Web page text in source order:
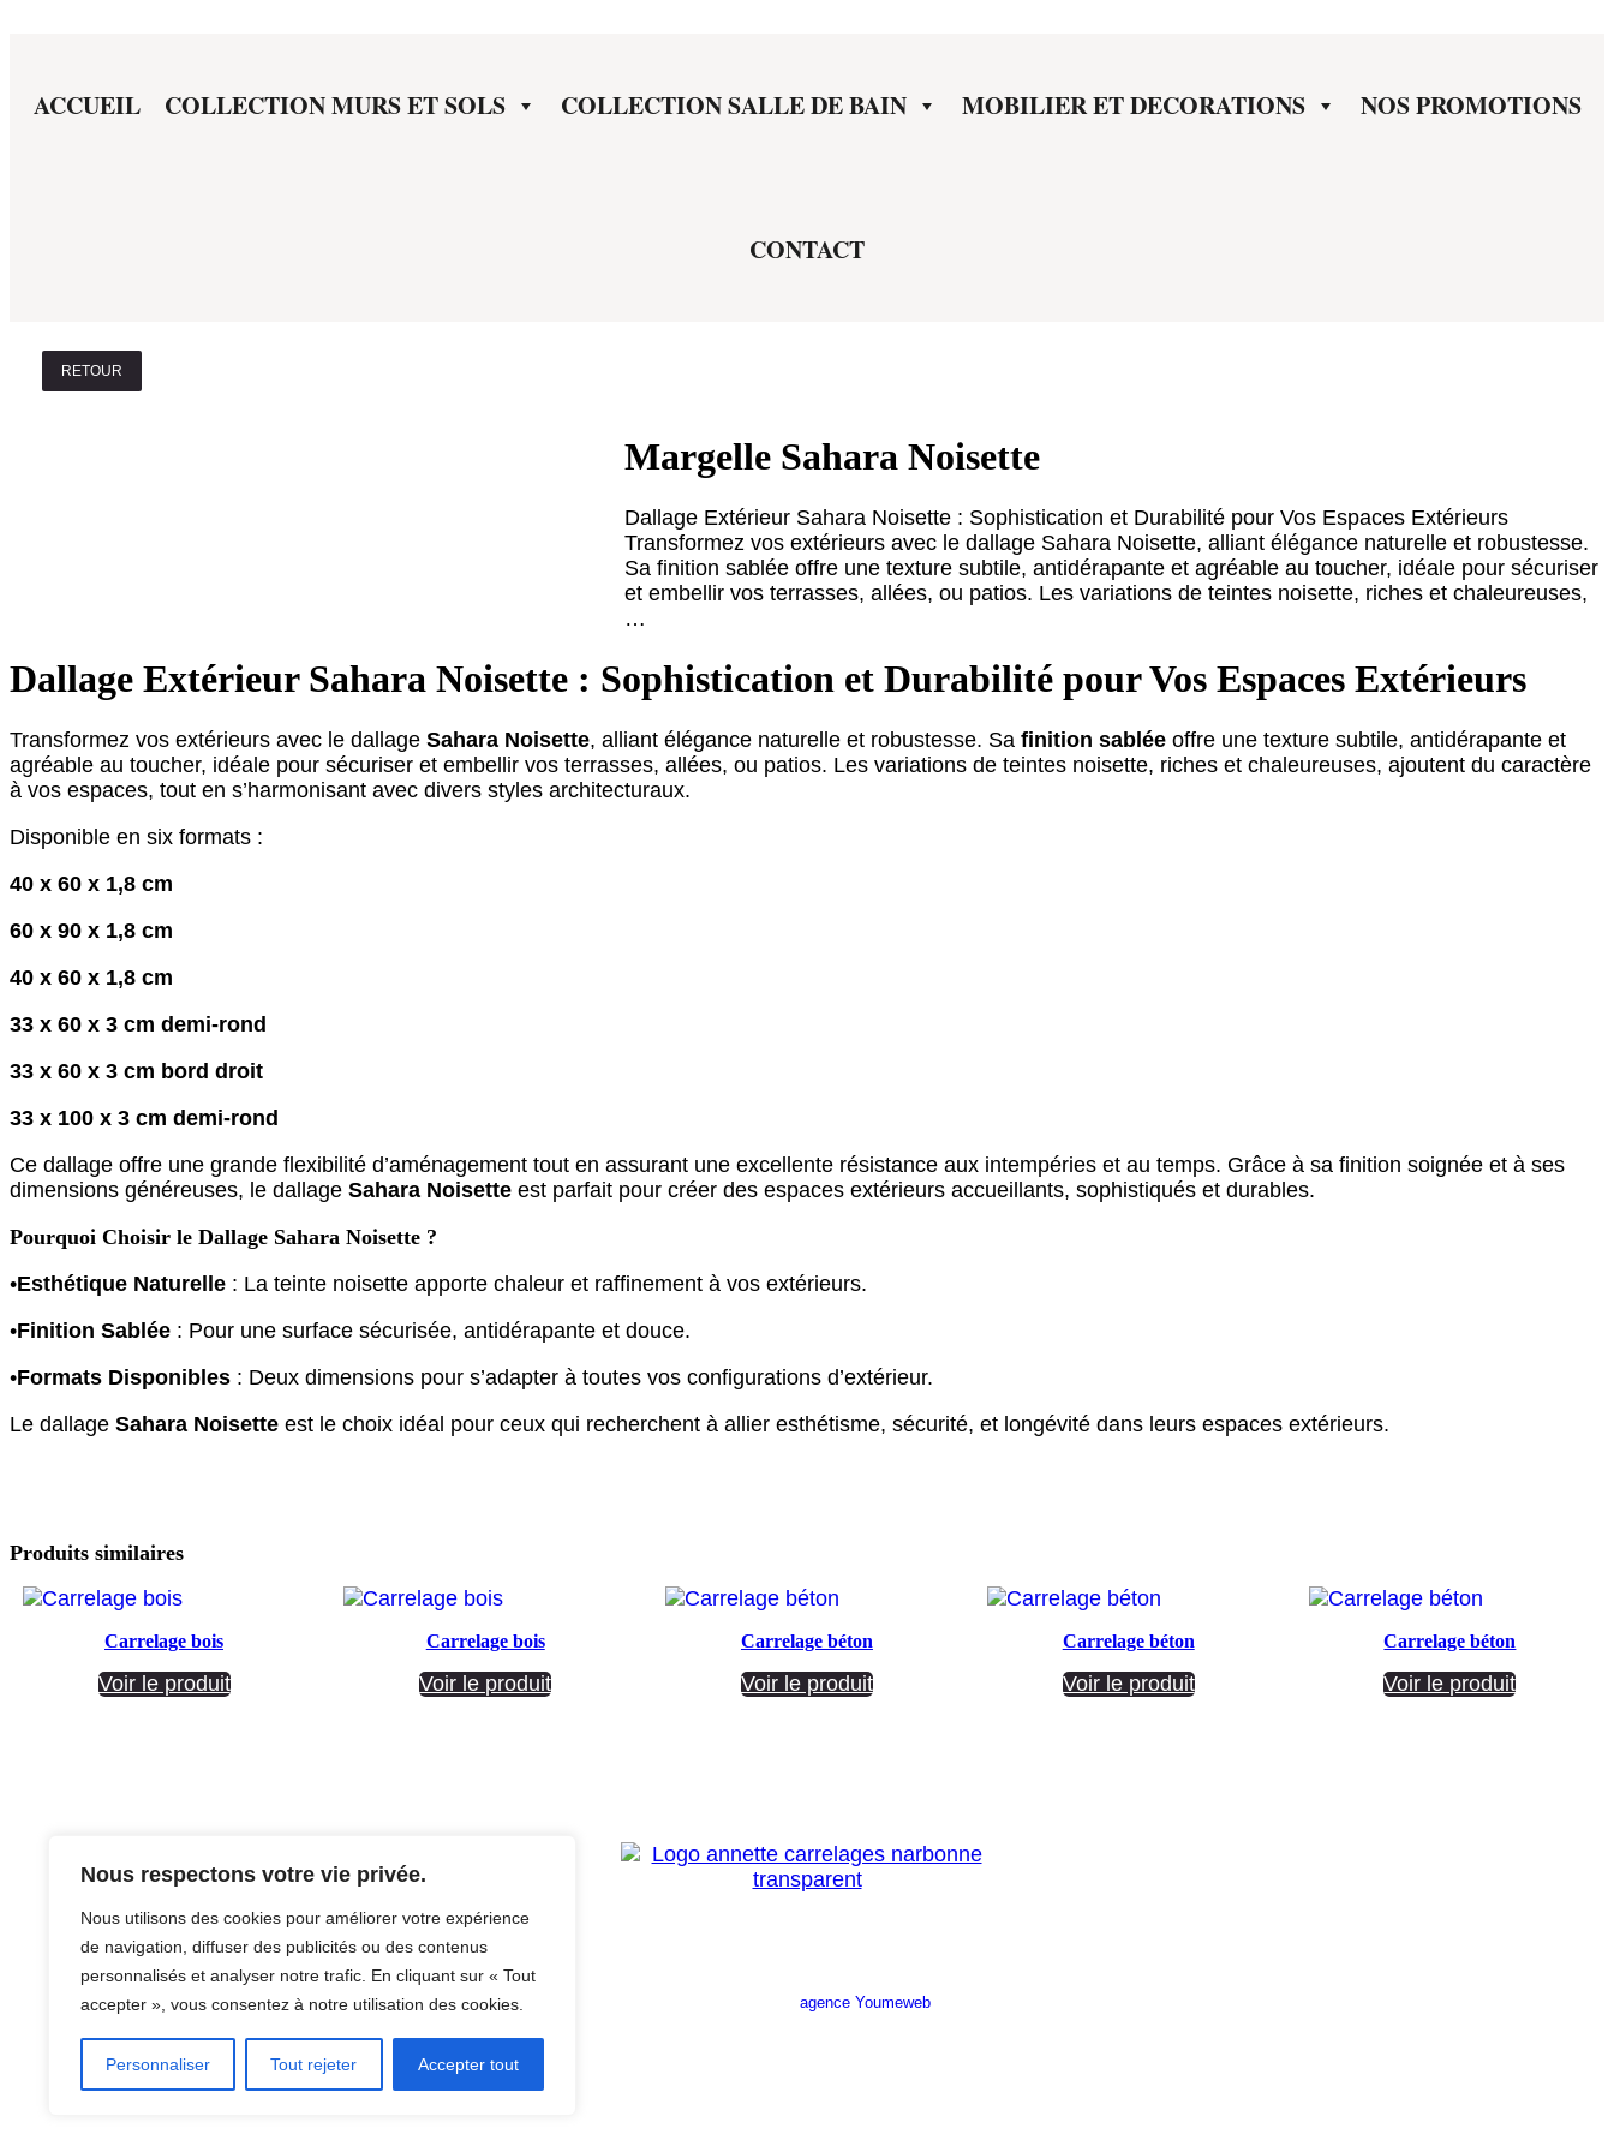
Nous respectons votre vie privée.
Nous utilisons des cookies pour améliorer votre expérience
de navigation, diffuser des publicités ou des contenus
personnalisés et analyser notre trafic. En cliquant sur « Tout
accepter », vous consentez à notre utilisation des cookies.
Personnaliser Tout rejeter Accepter tout
ACCUEIL COLLECTION MURS ET SOLS COLLECTION SALLE DE BAIN MOBILIER ET DECORATIONS NOS PROMOTIONS
CONTACT
RETOUR
Margelle Sahara Noisette
Dallage Extérieur Sahara Noisette : Sophistication et Durabilité pour Vos Espaces Extérieurs
Transformez vos extérieurs avec le dallage Sahara Noisette, alliant élégance naturelle et robustesse.
Sa finition sablée offre une texture subtile, antidérapante et agréable au toucher, idéale pour sécuriser
et embellir vos terrasses, allées, ou patios. Les variations de teintes noisette, riches et chaleureuses,
…
Dallage Extérieur Sahara Noisette : Sophistication et Durabilité pour Vos Espaces Extérieurs
Transformez vos extérieurs avec le dallage Sahara Noisette, alliant élégance naturelle et robustesse. Sa finition sablée offre une texture subtile, antidérapante et
agréable au toucher, idéale pour sécuriser et embellir vos terrasses, allées, ou patios. Les variations de teintes noisette, riches et chaleureuses, ajoutent du caractère
à vos espaces, tout en s’harmonisant avec divers styles architecturaux.
Disponible en six formats :
40 x 60 x 1,8 cm
60 x 90 x 1,8 cm
40 x 60 x 1,8 cm
33 x 60 x 3 cm demi-rond
33 x 60 x 3 cm bord droit
33 x 100 x 3 cm demi-rond
Ce dallage offre une grande flexibilité d’aménagement tout en assurant une excellente résistance aux intempéries et au temps. Grâce à sa finition soignée et à ses
dimensions généreuses, le dallage Sahara Noisette est parfait pour créer des espaces extérieurs accueillants, sophistiqués et durables.
Pourquoi Choisir le Dallage Sahara Noisette ?
•Esthétique Naturelle : La teinte noisette apporte chaleur et raffinement à vos extérieurs.
•Finition Sablée : Pour une surface sécurisée, antidérapante et douce.
•Formats Disponibles : Deux dimensions pour s’adapter à toutes vos configurations d’extérieur.
Le dallage Sahara Noisette est le choix idéal pour ceux qui recherchent à allier esthétisme, sécurité, et longévité dans leurs espaces extérieurs.
Produits similaires
Carrelage bois
Voir le produit
Carrelage bois
Voir le produit
Carrelage béton
Voir le produit
Carrelage béton
Voir le produit
Carrelage béton
Voir le produit
Facebook
Instagram
agence Youmeweb